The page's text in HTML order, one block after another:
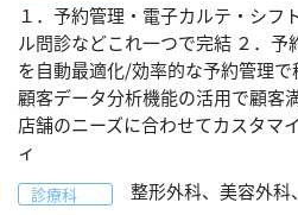
１．予約管理・電子カルテ・シフ
ル問診などこれ一つで完結 ２．予
を自動最適化/効率的な予約管理
顧客データ分析機能の活用で顧客
店舗のニーズに合わせてカスタマ
ィ
診療科 整形外科、美容外科